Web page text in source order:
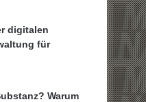
digitalen
für
Warum